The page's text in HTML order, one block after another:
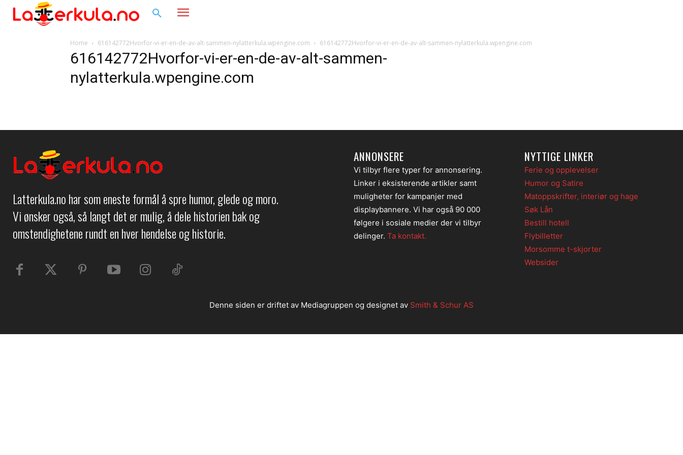
Home 616142772Hvorfor-vi-er-en-de-av-alt-sammen-nylatterkula.wpengine.com 616142772Hvorfor-vi-er-en-de-av-alt-sammen-nylatterkula.wpengine.com
616142772Hvorfor-vi-er-en-de-av-alt-sammen-
nylatterkula.wpengine.com
Latterkula.no har som eneste formål å spre humor, glede og moro.
Vi ønsker også, så langt det er mulig, å dele historien bak og
omstendighetene rundt en hver hendelse og historie.
ANNONSERE
Vi tilbyr flere typer for annonsering.
Linker i eksisterende artikler samt
muligheter for kampanjer med
displaybannere. Vi har også 90 000
følgere i sosiale medier der vi tilbyr
delinger. Ta kontakt.
NYTTIGE LINKER
Ferie og opplevelser
Humor og Satire
Matoppskrifter, interiør og hage
Søk Lån
Bestill hotell
Flybilletter
Morsomme t-skjorter
Websider
Denne siden er driftet av Mediagruppen og designet av Smith & Schur AS